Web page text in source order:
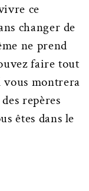
ce
changer de
ne prend
faire tout
vous montrera
repères
êtes dans le